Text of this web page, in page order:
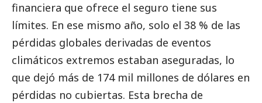
financiera que ofrece el seguro tiene sus
límites. En ese mismo año, solo el 38 % de las
pérdidas globales derivadas de eventos
climáticos extremos estaban aseguradas, lo
que dejó más de 174 mil millones de dólares en
pérdidas no cubiertas. Esta brecha de